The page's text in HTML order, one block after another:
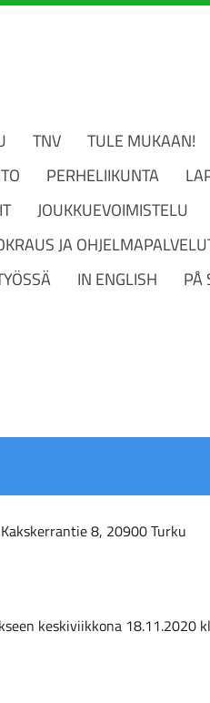
TNV TULE MUKAAN!
PERHELIIKUNTA
JOUKKUEVOIMISTELU
JA
IN ENGLISH PÅ
8, 20900 Turku
keskiviikkona 18.11.2020